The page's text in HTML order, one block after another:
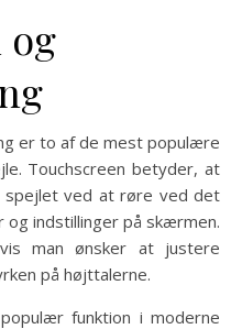
og
er to af de mest populære
Touchscreen betyder, at
spejlet ved at røre ved det
indstillinger på skærmen.
man ønsker at justere
på højttalerne.
funktion i moderne